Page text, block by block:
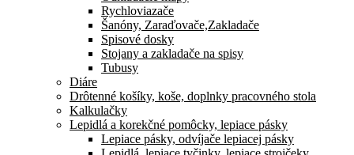
Rychloviazače
Šanóny, Zaraďovače,Zakladače
Spisové dosky
Stojany a zakladače na spisy
Tubusy
Diáre
Drôtenné košíky, koše, doplnky pracovného stola
Kalkulačky
Lepidlá a korekčné pomôcky, lepiace pásky
Lepiace pásky, odvíjače lepiacej pásky